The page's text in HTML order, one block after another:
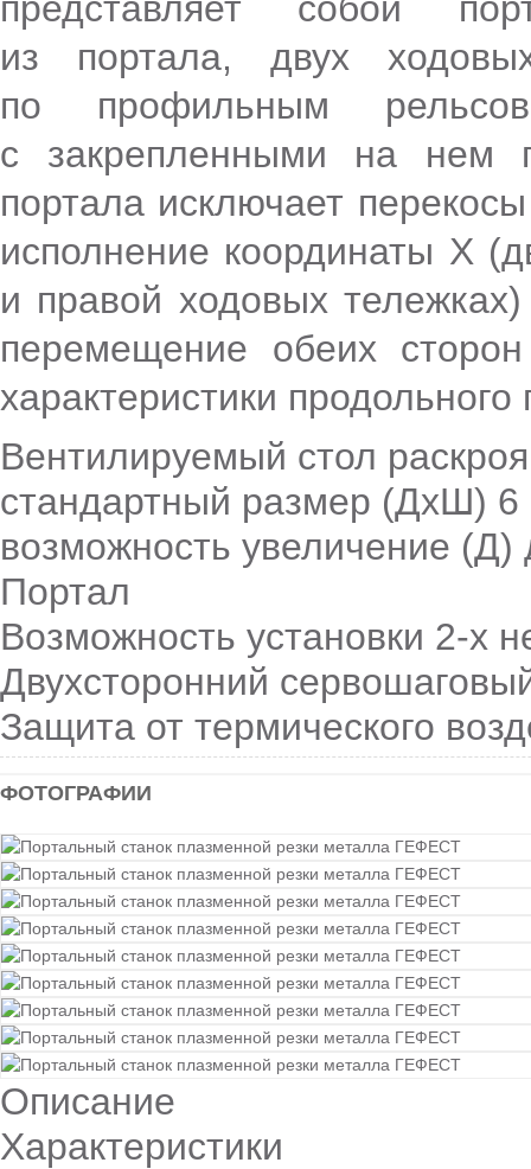
из портала, двух
по профильным
с закрепленными на нем
портала исключает
исполнение координаты Х
и правой ходовых
перемещение обеих
характеристики
Вентилируемый стол
стандартный размер (ДхШ) 6
возможность увеличение (Д)
Портал
Возможность установки 2-х
Двухсторонний
Защита от термического
ФОТОГРАФИИ
Описание
Характеристики